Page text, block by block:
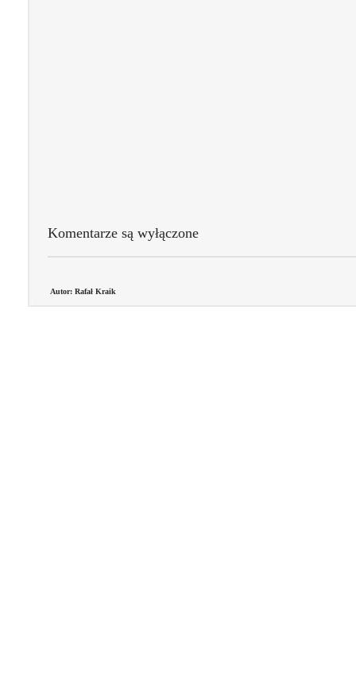
Komentarze są wyłączone
Autor: Rafał Kraik